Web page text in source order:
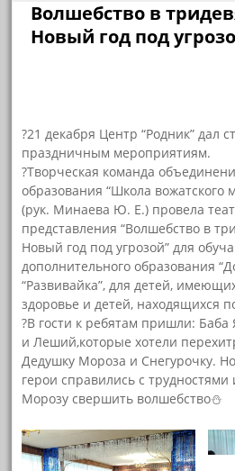
Волшебство в
Новый год под
?21 декабря Центр “Родник” дал
праздничным мероприятиям.
?Творческая команда
образования “Школа вожатского
(рук. Минаева Ю. Е.) провела
представления “Волшебство в
Новый год под угрозой” для
дополнительного образования
“Развивайка”, для детей,
здоровье и детей, находящихся
?В гости к ребятам пришли:
и Леший,которые хотели
Дедушку Мороза и Снегурочку.
герои справились с
Морозу свершить волшебство⛄️